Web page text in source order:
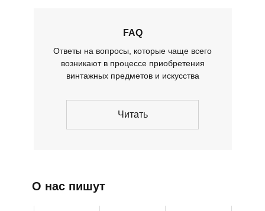
FAQ
Ответы на вопросы, которые чаще всего
возникают в процессе приобретения
винтажных предметов и искусства
Читать
О нас пишут